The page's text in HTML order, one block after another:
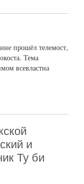
прошёл телемост,
Тема
всевластна
и
Ту би